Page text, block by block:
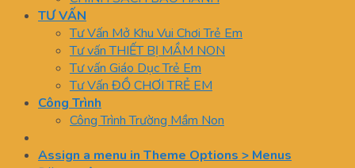
TƯ VẤN
Tư Vấn Mở Khu Vui Chơi Trẻ Em
Tư vấn THIẾT BỊ MẦM NON
Tư vấn Giáo Dục Trẻ Em
Tư Vấn ĐỒ CHƠI TRẺ EM
Công Trình
Công Trình Trường Mầm Non
Assign a menu in Theme Options > Menus